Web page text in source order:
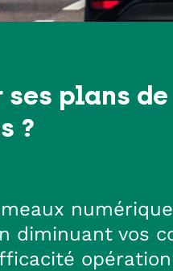
plans
?
diminuant vos